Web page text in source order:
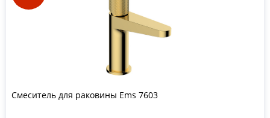
Смеситель для раковины Ems 7603